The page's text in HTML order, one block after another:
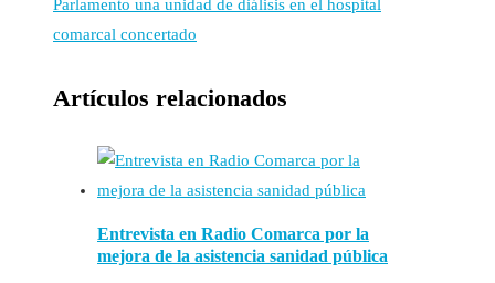
Parlamento una unidad de diálisis en el hospital
comarcal concertado
Artículos relacionados
Entrevista en Radio Comarca por la
mejora de la asistencia sanidad pública